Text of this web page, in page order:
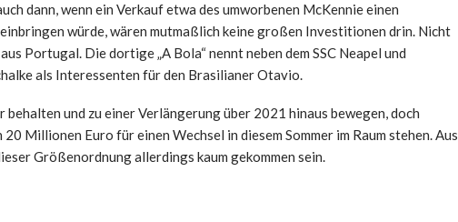
dann, wenn ein Verkauf etwa des umworbenen McKennie einen
würde, wären mutmaßlich keine großen Investitionen drin. Nicht
Portugal. Die dortige „A Bola“ nennt neben dem SSC Neapel und
als Interessenten für den Brasilianer Otavio.
und zu einer Verlängerung über 2021 hinaus bewegen, doch
Millionen Euro für einen Wechsel in diesem Sommer im Raum stehen. Aus
Größenordnung allerdings kaum gekommen sein.